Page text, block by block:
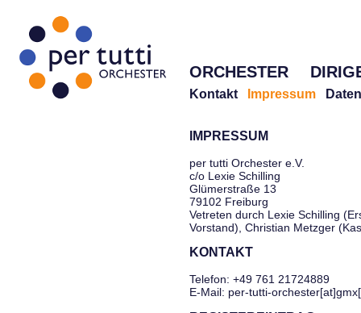
ORCHESTER
Kontakt Impressum
IMPRESSUM
per tutti Orchester e.V.
c/o Lexie Schilling
Glümerstraße 13
79102 Freiburg
Vetreten durch Lexie Schilling
Vorstand), Christian Metzger
KONTAKT
Telefon: +49 761 21724889
E-Mail: per-tutti-